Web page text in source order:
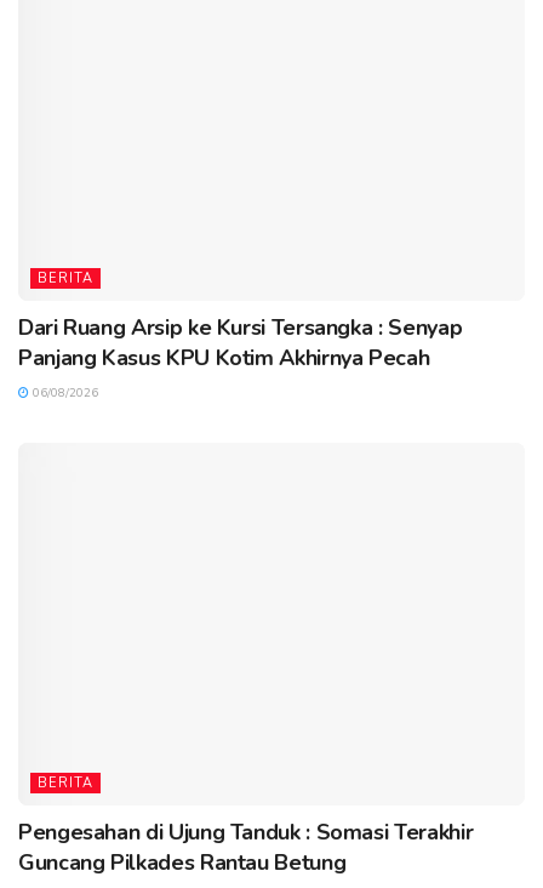
BERITA
Dari Ruang Arsip ke Kursi Tersangka : Senyap
Panjang Kasus KPU Kotim Akhirnya Pecah
06/08/2026
BERITA
Pengesahan di Ujung Tanduk : Somasi Terakhir
Guncang Pilkades Rantau Betung